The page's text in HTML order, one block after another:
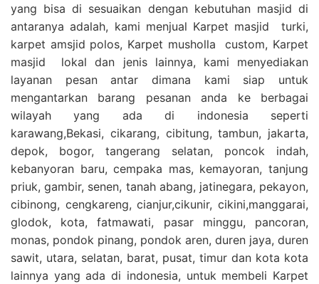
yang bisa di sesuaikan dengan kebutuhan masjid di
antaranya adalah, kami menjual Karpet masjid turki,
karpet amsjid polos, Karpet musholla custom, Karpet
masjid lokal dan jenis lainnya, kami menyediakan
layanan pesan antar dimana kami siap untuk
mengantarkan barang pesanan anda ke berbagai
wilayah yang ada di indonesia seperti
karawang,Bekasi, cikarang, cibitung, tambun, jakarta,
depok, bogor, tangerang selatan, poncok indah,
kebanyoran baru, cempaka mas, kemayoran, tanjung
priuk, gambir, senen, tanah abang, jatinegara, pekayon,
cibinong, cengkareng, cianjur,cikunir, cikini,manggarai,
glodok, kota, fatmawati, pasar minggu, pancoran,
monas, pondok pinang, pondok aren, duren jaya, duren
sawit, utara, selatan, barat, pusat, timur dan kota kota
lainnya yang ada di indonesia, untuk membeli Karpet